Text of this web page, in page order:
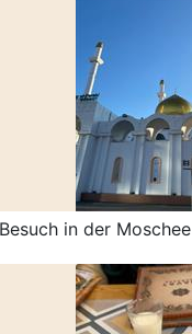
Besuch in der Moschee